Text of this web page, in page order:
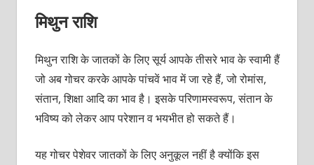
मिथुन राशि
मिथुन राशि के जातकों के लिए सूर्य आपके तीसरे भाव के स्वामी हैं
जो अब गोचर करके आपके पांचवें भाव में जा रहे हैं, जो रोमांस,
संतान, शिक्षा आदि का भाव है। इसके परिणामस्वरूप, संतान के
भविष्य को लेकर आप परेशान व भयभीत हो सकते हैं।
यह गोचर पेशेवर जातकों के लिए अनुकूल नहीं है क्योंकि इस